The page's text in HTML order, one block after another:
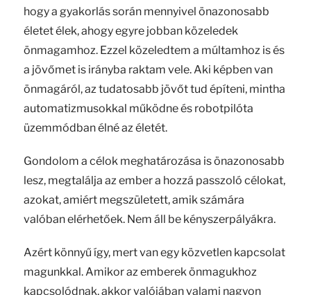
hogy a gyakorlás során mennyivel önazonosabb
életet élek, ahogy egyre jobban közeledek
önmagamhoz. Ezzel közeledtem a múltamhoz is és
a jövőmet is irányba raktam vele. Aki képben van
önmagáról, az tudatosabb jövőt tud építeni, mintha
automatizmusokkal működne és robotpilóta
üzemmódban élné az életét.
Gondolom a célok meghatározása is önazonosabb
lesz, megtalálja az ember a hozzá passzoló célokat,
azokat, amiért megszületett, amik számára
valóban elérhetőek. Nem áll be kényszerpályákra.
Azért könnyű így, mert van egy közvetlen kapcsolat
magunkkal. Amikor az emberek önmagukhoz
kapcsolódnak, akkor valójában valami nagyon